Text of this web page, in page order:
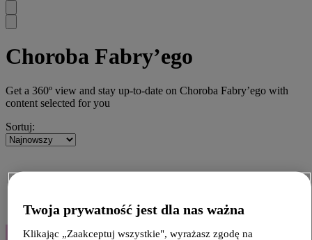
Choroba Fabry’ego
Get a 360º view and stay up-to-date on Choroba Fabry’ego with
content selected for you
Sortuj:
Twoja prywatność jest dla nas ważna
Klikając „Zaakceptuj wszystkie", wyrażasz zgodę na